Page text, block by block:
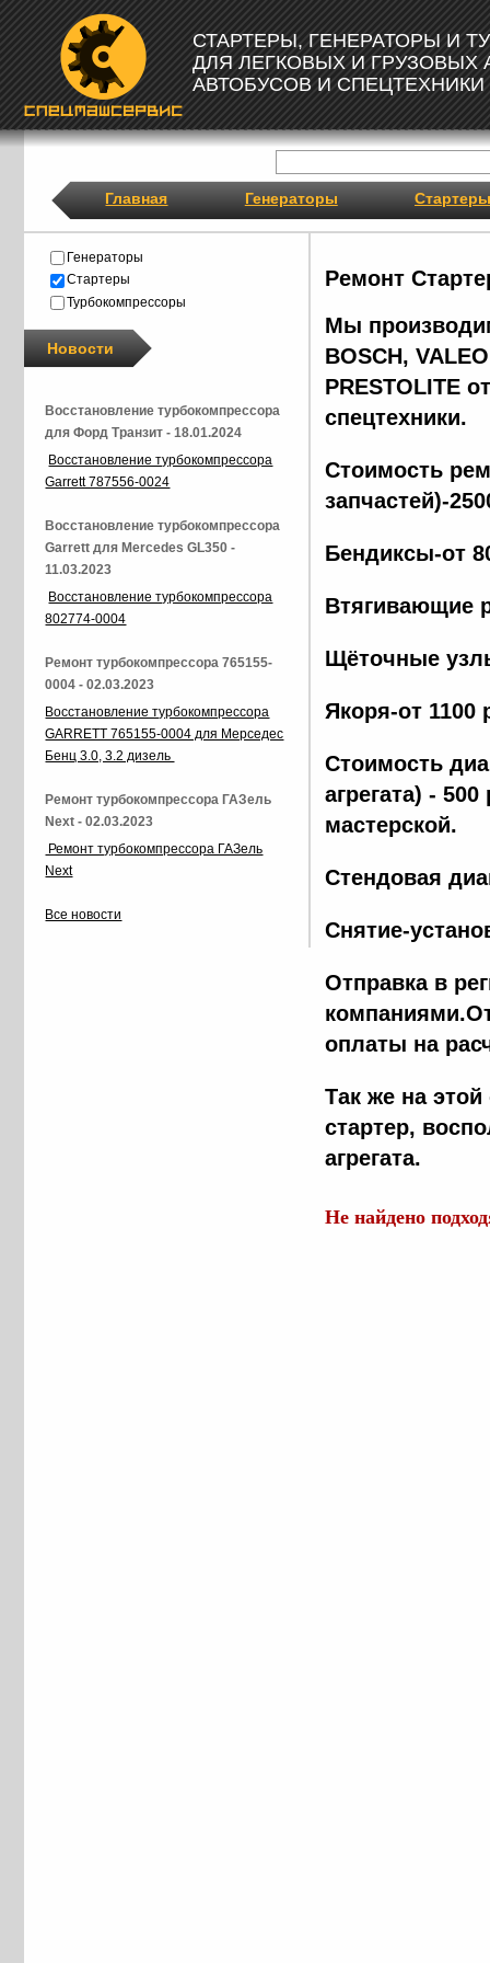
СТАРТЕРЫ, ГЕНЕРАТОРЫ И
ДЛЯ ЛЕГКОВЫХ И ГРУЗОВЫХ
АВТОБУСОВ И СПЕЦТЕХНИКИ
Главная Генераторы Стартеры
Ремонт
Мы
BOSCH,
PRESTOLITE
спецтехники.
Стоимость
запчастей)-
Бендиксы-от
Втягивающие
Щёточные
Якоря-от 1100
Стоимость
агрегата) -
мастерской.
Стендовая
Снятие-
Отправка в
оплаты на
Так же на
стартер,
агрегата.
Не найдено
Генераторы
Стартеры
Турбокомпрессоры
Новости
Восстановление турбокомпрессора
для Форд Транзит - 18.01.2024
Восстановление турбокомпрессора
Garrett 787556-0024
Восстановление турбокомпрессора
Garrett для Mercedes GL350 -
11.03.2023
Восстановление турбокомпрессора
802774-0004
Ремонт турбокомпрессора 765155-
0004 - 02.03.2023
Восстановление турбокомпрессора
GARRETT 765155-0004 для Мерседес
Бенц 3.0, 3.2 дизель
Ремонт турбокомпрессора ГАЗель
Next - 02.03.2023
Ремонт турбокомпрессора ГАЗель
Next
Все новости